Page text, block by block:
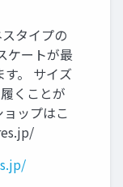
タイプの
ケートが最
。 サイズ
くことが
ップはこ